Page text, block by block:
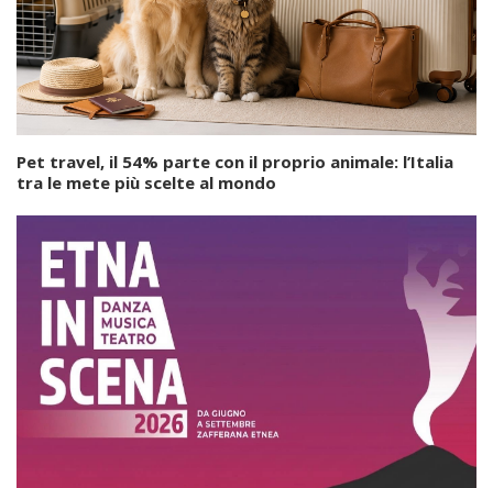
Pet travel, il 54% parte con il proprio animale: l’Italia
tra le mete più scelte al mondo